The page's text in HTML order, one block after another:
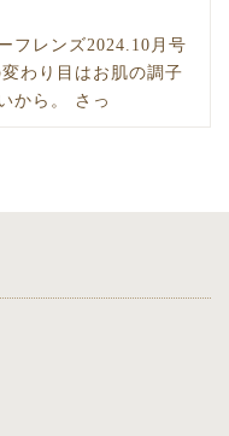
フレンズ2024.10月号
わり目はお肌の調子
から。 さっ